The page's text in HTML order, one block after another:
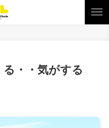
・・気がする